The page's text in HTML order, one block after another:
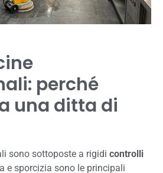
perché
una ditta di
sono sottoposte a rigidi controlli
e sporcizia sono le principali